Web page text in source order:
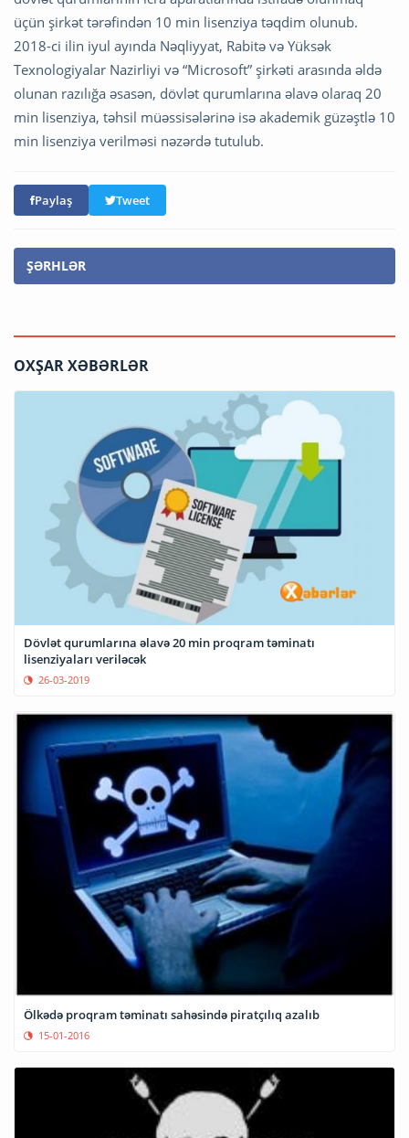
üçün şirkət tərəfindən 10 min lisenziya təqdim olunub.
2018-ci ilin iyul ayında Nəqliyyat, Rabitə və Yüksək
Texnologiyalar Nazirliyi və “Microsoft” şirkəti arasında əldə
olunan razılığa əsasən, dövlət qurumlarına əlavə olaraq 20
min lisenziya, təhsil müəssisələrinə isə akademik güzəştlə 10
min lisenziya verilməsi nəzərdə tutulub.
Paylaş Tweet
ŞƏRHLƏR
OXŞAR XƏBƏRLƏR
Dövlət qurumlarına əlavə 20 min proqram təminatı
lisenziyaları veriləcək
26-03-2019
Ölkədə proqram təminatı sahəsində piratçılıq azalıb
15-01-2016